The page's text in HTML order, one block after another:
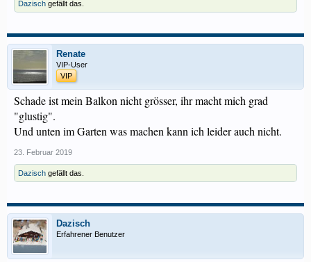
Dazisch gefällt das.
Renate
VIP-User
VIP
Schade ist mein Balkon nicht grösser, ihr macht mich grad
"glustig".
Und unten im Garten was machen kann ich leider auch nicht.
23. Februar 2019
Dazisch gefällt das.
Dazisch
Erfahrener Benutzer